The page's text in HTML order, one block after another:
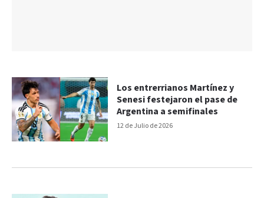
12 de Julio de 2026
Los entrerrianos Martínez y
Senesi festejaron el pase de
Argentina a semifinales